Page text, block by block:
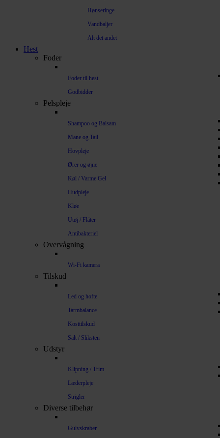
Hønseringe
Vandbaljer
Alt det andet
Hest
Foder
Foder til hest
Godbidder
Pelspleje
Shampoo og Balsam
Mane og Tail
Hovpleje
Ører og øjne
Køl / Varme Gel
Hudpleje
Kløe
Utøj / Flåter
Antibakteriel
Overvågning
Wi-Fi kamera
Tilskud
Led og hofte
Tarmbalance
Kosttilskud
Salt / Sliksten
Udstyr
Klipning / Trim
Læderpleje
Strigler
Diverse tilbehør
Gulvskraber